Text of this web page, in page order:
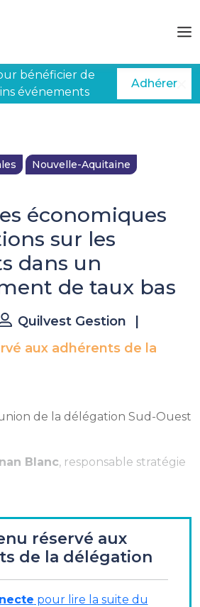
bénéficier de
événements
Adhérer
Nouvelle-Aquitaine
économiques
sur les
dans un
de taux bas
Quilvest Gestion
aux adhérents de la
de la délégation Sud-Ouest
Blanc, responsable stratégie
taux
crédit
réservé aux
de la délégation
pour lire la suite du